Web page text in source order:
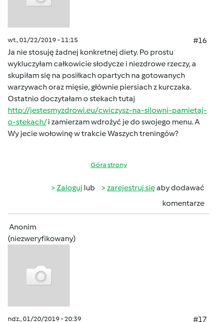
wt., 01/22/2019 - 11:15
#16
Ja nie stosuję żadnej konkretnej diety. Po prostu
wykluczyłam całkowicie słodycze i niezdrowe rzeczy, a
skupiłam się na posiłkach opartych na gotowanych
warzywach oraz mięsie, głównie piersiach z kurczaka.
Ostatnio doczytałam o stekach tutaj
http://jestesmyzdrowi.eu/cwiczysz-na-silowni-pamietaj-
o-stekach/i zamierzam wdrożyć je do swojego menu. A
Wy jecie wołowinę w trakcie Waszych treningów?
Góra strony
Zaloguj lub zarejestruj sięaby dodawać
komentarze
Anonim
(niezweryfikowany)
ndz., 01/20/2019 - 20:39
#17